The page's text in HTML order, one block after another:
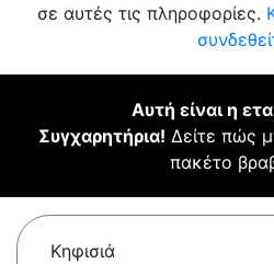
σε αυτές τις πληροφορίες.
Αυτή είναι η
Συγχαρητήρια! Δείτε πώς
πακέτο
Κηφισιά